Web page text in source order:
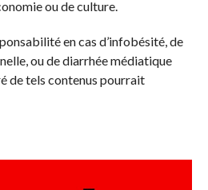
ou de culture.
en cas d’infobésité, de
ou de diarrhée médiatique
de tels contenus pourrait